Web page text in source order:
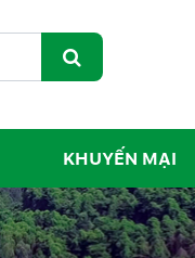
KHUYẾN MẠI